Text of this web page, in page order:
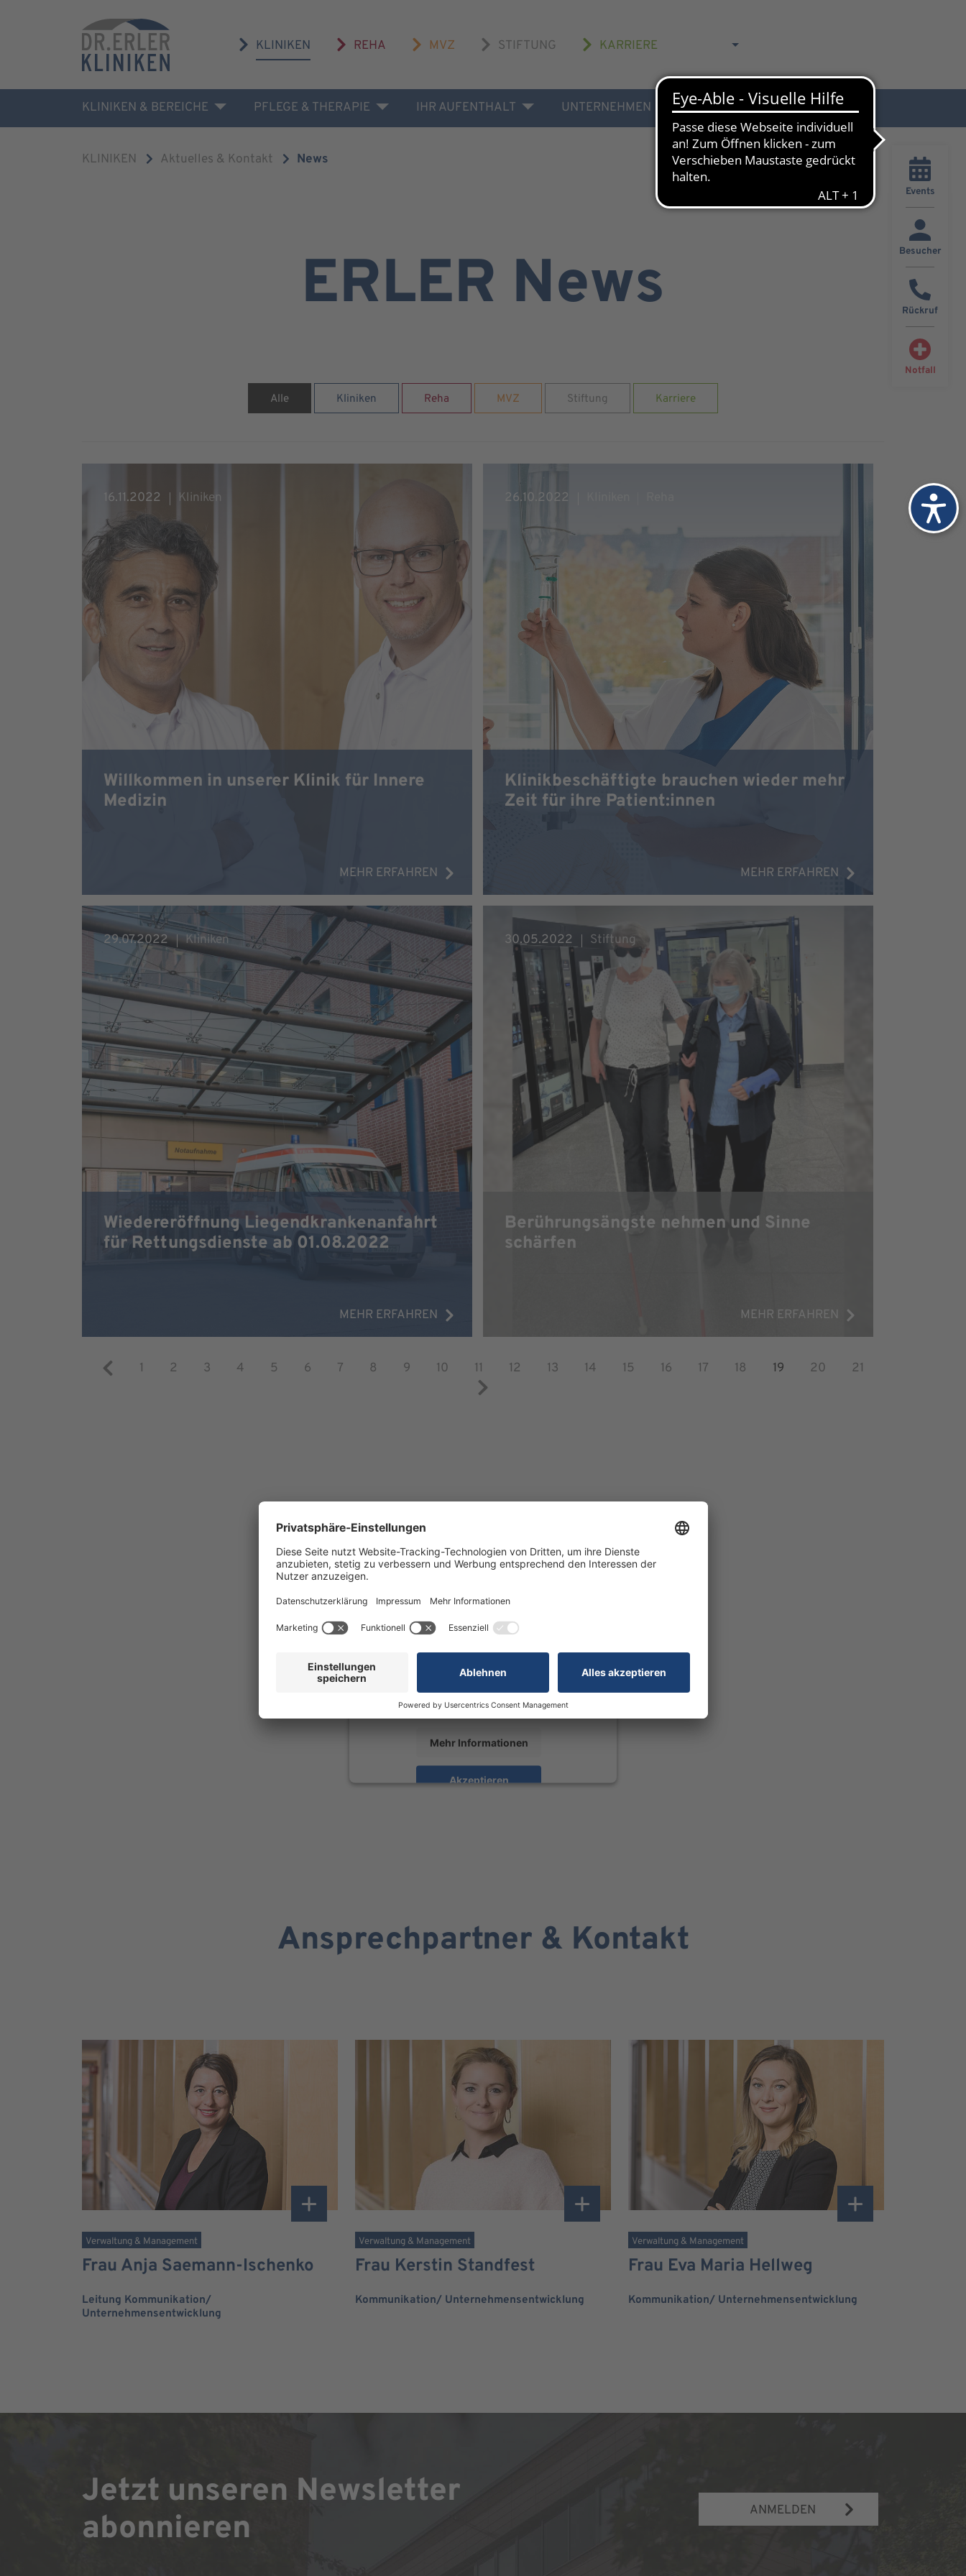
KLINIKEN REHA MVZ STIFTUNG KARRIERE
KLINIKEN & BEREICHE PFLEGE & THERAPIE IHR AUFENTHALT UNTERNEHMEN AKTUELLES & KONTAKT
Events
Besucher
Rückruf
Notfall
KLINIKEN Aktuelles & Kontakt News
ERLER News
Alle Kliniken Reha MVZ Stiftung Karriere
Willkommen in unserer Klinik für Innere
Medizin
MEHR ERFAHREN
16.11.2022 Kliniken
Klinikbeschäftigte brauchen wieder mehr
Zeit für ihre Patient:innen
MEHR ERFAHREN
26.10.2022
Wiedereröffnung Liegendkrankenanfahrt
für Rettungsdienste ab 01.08.2022
MEHR ERFAHREN
29.07.2022 Kliniken
Berührungsängste nehmen und Sinne
schärfen
MEHR ERFAHREN
30.05.2022 Stiftung
1 2 3 4 5 6 7 8 9 10 11 12 13 14 15 16 17 18 19 20 21
#teamerler auf Instagram
Wir benötigen Ihre Zustimmung, um
den Flockler-Service zu laden!
sammeln. Bitte lesen Sie die Details durch und
stimmen Sie der Nutzung des Service zu, um
diese Inhalte anzuzeigen.
Mehr Informationen
Akzeptieren
Ansprechpartner & Kontakt
Verwaltung & Management
Frau Anja Saemann-Ischenko
Leitung Kommunikation/
Unternehmensentwicklung
Verwaltung & Management
Frau Kerstin Standfest
Kommunikation/ Unternehmensentwicklung
Verwaltung & Management
Frau Eva Maria Hellweg
Kommunikation/ Unternehmensentwicklung
Jetzt unseren Newsletter
abonnieren
ANMELDEN